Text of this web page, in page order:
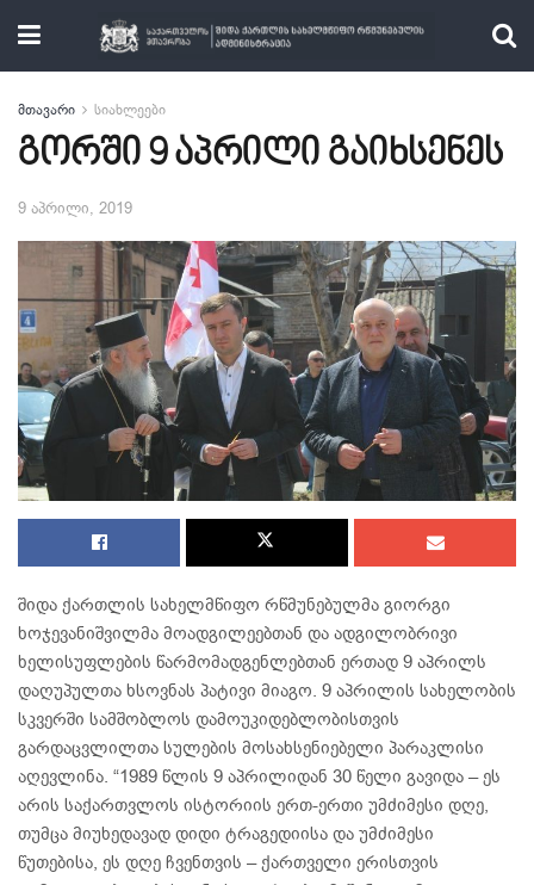
მთავარი სიახლეები
გორში 9 აპრილი გაიხსენეს
9 აპრილი, 2019
შიდა ქართლის სახელმწიფო რწმუნებულმა გიორგი
ხოჯევანიშვილმა მოადგილეებთან და ადგილობრივი
ხელისუფლების წარმომადგენლებთან ერთად 9 აპრილს
დაღუპულთა ხსოვნას პატივი მიაგო. 9 აპრილის სახელობის
სკვერში სამშობლოს დამოუკიდებლობისთვის
გარდაცვლილთა სულების მოსახსენიებელი პარაკლისი
აღევლინა. “1989 წლის 9 აპრილიდან 30 წელი გავიდა – ეს
არის საქართვლოს ისტორიის ერთ-ერთი უმძიმესი დღე,
თუმცა მიუხედავად დიდი ტრაგედიისა და უმძიმესი
წუთებისა, ეს დღე ჩვენთვის – ქართველი ერისთვის